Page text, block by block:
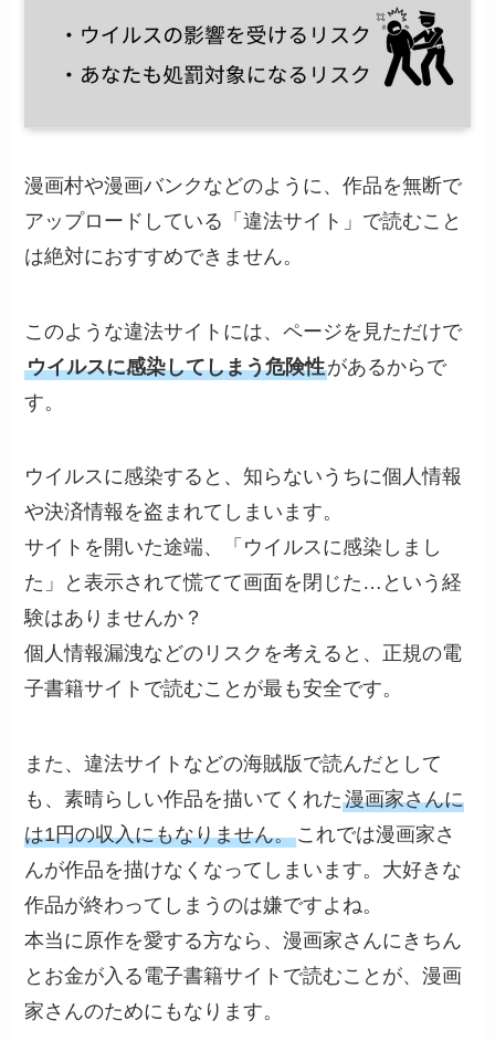
漫画村や漫画バンクなどのように、作品を無断で
アップロードしている「違法サイト」で読むこと
は絶対におすすめできません。
このような違法サイトには、ページを見ただけで
ウイルスに感染してしまう危険性があるからで
す。
ウイルスに感染すると、知らないうちに個人情報
や決済情報を盗まれてしまいます。
サイトを開いた途端、「ウイルスに感染しまし
た」と表示されて慌てて画面を閉じた…という経
験はありませんか？
個人情報漏洩などのリスクを考えると、正規の電
子書籍サイトで読むことが最も安全です。
また、違法サイトなどの海賊版で読んだとして
も、素晴らしい作品を描いてくれた漫画家さんに
は1円の収入にもなりません。これでは漫画家さ
んが作品を描けなくなってしまいます。大好きな
作品が終わってしまうのは嫌ですよね。
本当に原作を愛する方なら、漫画家さんにきちん
とお金が入る電子書籍サイトで読むことが、漫画
家さんのためにもなります。